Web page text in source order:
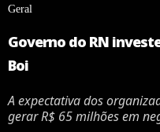
Geral
Governo do RN
Boi
A expectativa dos
gerar R$ 65 milhões em